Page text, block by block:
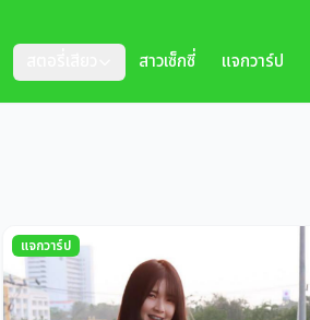
สาวเซ็กซี่ แจกวาร์ป
แจกวาร์ป